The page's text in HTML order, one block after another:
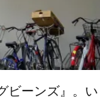
ビーンズ』。い